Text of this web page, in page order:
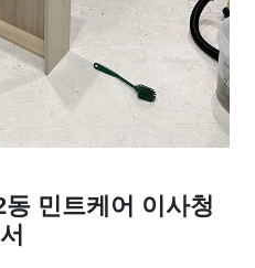
민트케어 이사청